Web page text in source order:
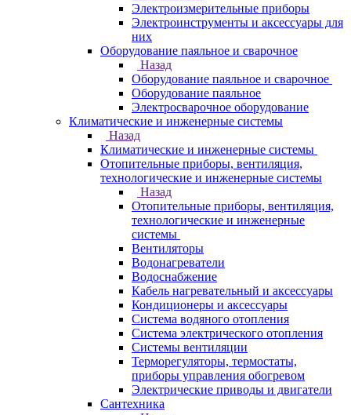
Электроизмерительные приборы
Электроинструменты и аксессуары для
них
Оборудование паяльное и сварочное
Назад
Оборудование паяльное и сварочное
Оборудование паяльное
Электросварочное оборудование
Климатические и инженерные системы
Назад
Климатические и инженерные системы
Отопительные приборы, вентиляция,
технологические и инженерные системы
Назад
Отопительные приборы, вентиляция,
технологические и инженерные
системы
Вентиляторы
Водонагреватели
Водоснабжение
Кабель нагревательный и аксессуары
Кондиционеры и аксессуары
Система водяного отопления
Система электрического отопления
Системы вентиляции
Терморегуляторы, термостаты,
приборы управления обогревом
Электрические приводы и двигатели
Сантехника